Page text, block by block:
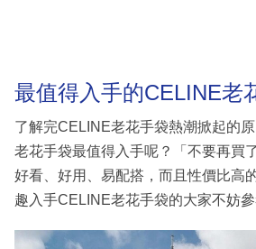
最值得入手的CELINE老
了解完CELINE老花手袋熱潮掀起的
老花手袋最值得入手呢？「不要再買
好看、好用、易配搭，而且性價比高
趣入手CELINE老花手袋的大家不妨參